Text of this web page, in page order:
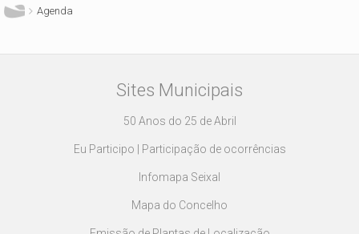
Agenda
Sites Municipais
50 Anos do 25 de Abril
Eu Participo | Participação de ocorrências
Infomapa Seixal
Mapa do Concelho